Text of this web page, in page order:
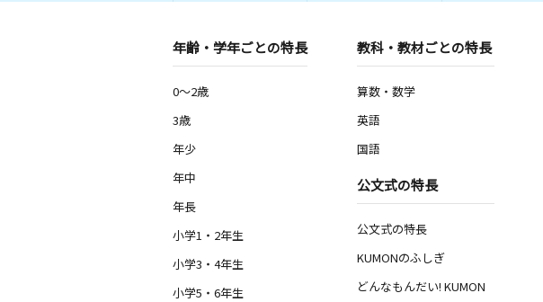
年齢・学年ごとの特長
0～2歳
3歳
年少
年中
年長
小学1・2年生
小学3・4年生
小学5・6年生
教科・教材ごとの特長
算数・数学
英語
国語
公文式の特長
公文式の特長
KUMONのふしぎ
どんなもんだい! KUMON